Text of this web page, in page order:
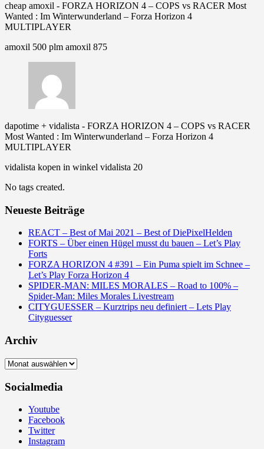
cheap amoxil - FORZA HORIZON 4 – COPS vs RACER Most
Wanted : Im Winterwunderland – Forza Horizon 4
MULTIPLAYER
amoxil 500 plm amoxil 875
dapotime + vidalista - FORZA HORIZON 4 – COPS vs RACER
Most Wanted : Im Winterwunderland – Forza Horizon 4
MULTIPLAYER
vidalista kopen in winkel vidalista 20
No tags created.
Neueste Beiträge
REACT – Best of Mai 2021 – Best of DiePixelHelden
FORTS – Über einen Hügel musst du bauen – Let’s Play
Forts
FORZA HORIZON 4 #391 – Ein Puma spielt im Schnee –
Let’s Play Forza Horizon 4
SPIDER-MAN: MILES MORALES – Road to 100% –
Spider-Man: Miles Morales Livestream
CITYGUESSER – Kurztrips neu definiert – Lets Play
Cityguesser
Archiv
Archiv
Socialmedia
Youtube
Facebook
Twitter
Instagram